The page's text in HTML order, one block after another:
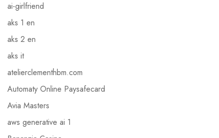
ai-girlfriend
aks 1 en
aks 2 en
aks it
atelierclementhbm.com
Automaty Online Paysafecard
Avia Masters
aws generative ai 1